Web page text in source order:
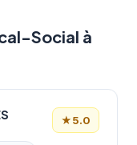
Social à
★5.0